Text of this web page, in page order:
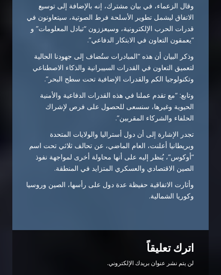
وقال الزعماء، في بيان مشترك، إنه بالإضافة إلى توسيع
الاتفاق ليشمل تطوير الأسلحة فرط الصوتية، سيتعاونون في
قدرات الحرب الإلكترونية، وسيعززون “تبادل المعلومات” و
“يعمقون التعاون في الابتكار الدفاعي”.
وذكر البيان أن هذه “المبادرات ستُضاف إلى جهودنا الحالية
لتعميق التعاون في القدرات السيبرانية والذكاء الاصطناعي
وتكنولوجيا الكم والقدرات الإضافية تحت سطح البحر”.
وتابع: “مع تقدم عملنا في هذه القدرات الدفاعية والأمنية
الحيوية وغيرها، سنسعى للحصول على فرص لإشراك
الحلفاء والشركاء المقربين”.
تجدر الإشارة إلى أن دول أستراليا والولايات المتحدة
وبريطانيا أعلنت، العام الماضي، عن تحالف ثلاثي تحت اسم
“أوكوس”، يُنظر إليه على أنها محاولة أخرى لمواجهة نفوذ
الصين الاقتصادي والعسكري المتزايد في المنطقة.
وأثارت الاتفاقية حفيظة عدة دول على رأسها، الصين وروسيا
وكوريا الشمالية.
اترك تعليقاً
لن يتم نشر عنوان بريدك الإلكتروني.